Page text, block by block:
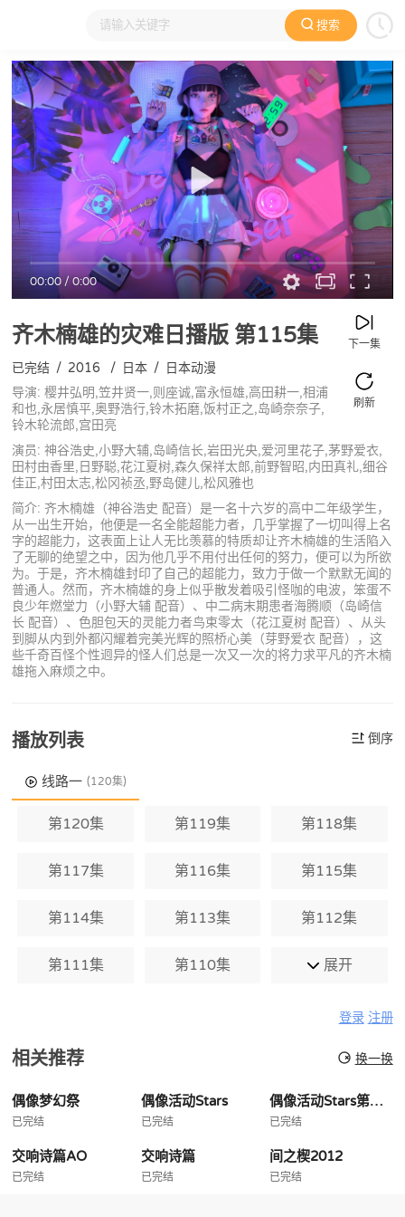
搜索
大家在看 日本动漫 国产动漫 欧美动漫 动漫电影
00:00/0:00
齐木楠雄的灾难日播版第115集 下一集
刷新
已完结 / 2016 / 日本 / 日本动漫
导演: 樱井弘明,笠井贤一,则座诚,富永恒雄,高田耕一,相浦
和也,永居慎平,奥野浩行,铃木拓磨,饭村正之,岛崎奈奈子,
铃木轮流郎,宫田亮
演员: 神谷浩史,小野大辅,岛崎信长,岩田光央,爱河里花子,茅野爱衣,
田村由香里,日野聪,花江夏树,森久保祥太郎,前野智昭,内田真礼,细谷
佳正,村田太志,松冈祯丞,野岛健儿,松风雅也
简介: 齐木楠雄（神谷浩史 配音）是一名十六岁的高中二年级学生，
从一出生开始，他便是一名全能超能力者，几乎掌握了一切叫得上名
字的超能力，这表面上让人无比羡慕的特质却让齐木楠雄的生活陷入
了无聊的绝望之中，因为他几乎不用付出任何的努力，便可以为所欲
为。于是，齐木楠雄封印了自己的超能力，致力于做一个默默无闻的
普通人。然而，齐木楠雄的身上似乎散发着吸引怪咖的电波，笨蛋不
良少年燃堂力（小野大辅 配音）、中二病末期患者海腾顺（岛崎信
长 配音）、色胆包天的灵能力者鸟束零太（花江夏树 配音）、从头
到脚从内到外都闪耀着完美光辉的照桥心美（芽野爱衣 配音），这
些千奇百怪个性迥异的怪人们总是一次又一次的将力求平凡的齐木楠
雄拖入麻烦之中。
播放列表 倒序
线路一 (120集)
第120集 第119集 第118集
第117集 第116集 第115集
第114集 第113集 第112集
第111集 第110集 展开
登录 注册
相关推荐 换一换
偶像梦幻祭
已完结
偶像活动Stars
已完结
偶像活动Stars第二季
已完结
交响诗篇AO
已完结
交响诗篇
已完结
间之楔2012
已完结